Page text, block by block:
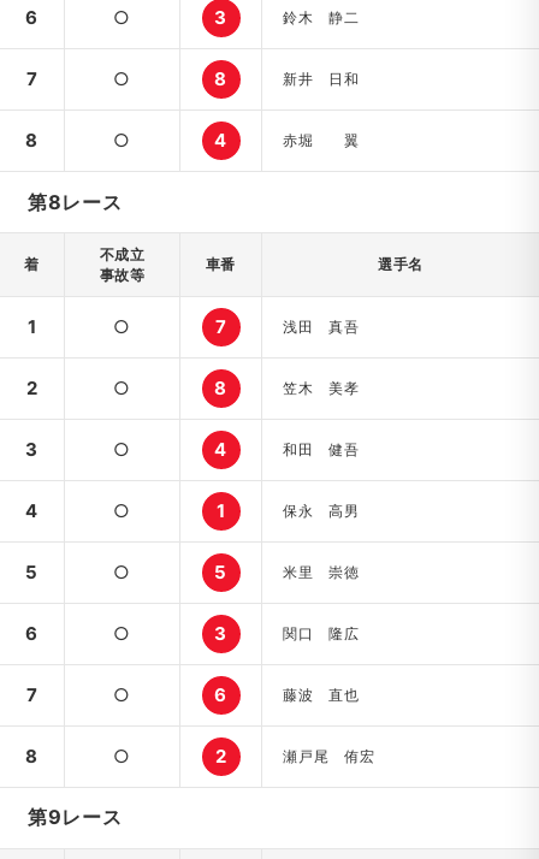
6 ○ 3 鈴木 静二
7 ○ 8 新井 日和
8 ○ 4 赤堀 翼
第8レース
着
不成立
事故等
車番 選手名
1 ○ 7 浅田 真吾
2 ○ 8 笠木 美孝
3 ○ 4 和田 健吾
4 ○ 1 保永 高男
5 ○ 5 米里 崇徳
6 ○ 3 関口 隆広
7 ○ 6 藤波 直也
8 ○ 2 瀬戸尾 侑宏
第9レース